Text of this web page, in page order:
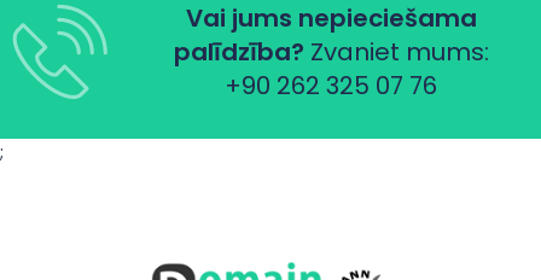
Vai jums nepieciešama
palīdzība? Zvaniet mums:
+90 262 325 07 76
;